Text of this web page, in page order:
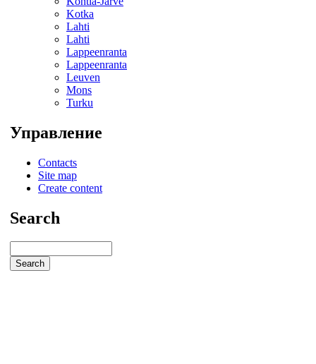
Kotka
Lahti
Lahti
Lappeenranta
Lappeenranta
Leuven
Mons
Turku
Управление
Contacts
Site map
Create content
Search